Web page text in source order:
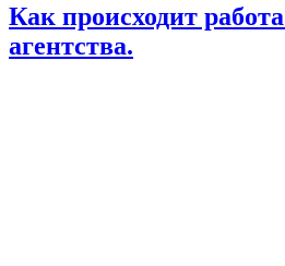
Как происходит
агентства.